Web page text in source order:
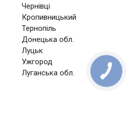
Чернівці
Кропивницький
Тернопіль
Донецька обл.
Луцьк
Ужгород
Луганська обл.